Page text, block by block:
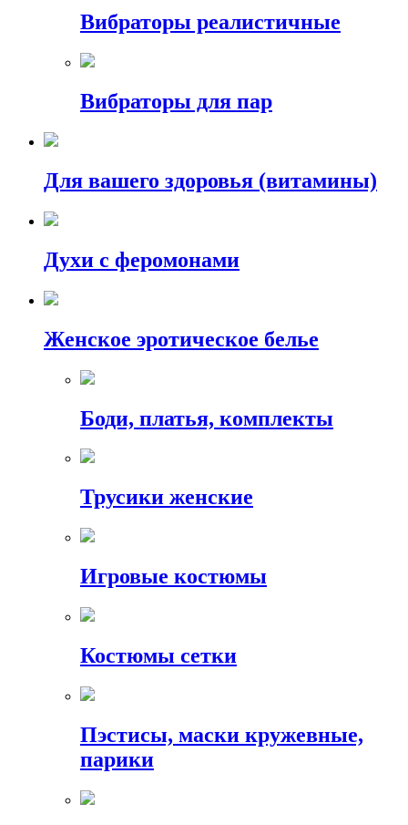
Вибраторы реалистичные
Вибраторы для пар
Для вашего здоровья (витамины)
Духи с феромонами
Женское эротическое белье
Боди, платья, комплекты
Трусики женские
Игровые костюмы
Костюмы сетки
Пэстисы, маски кружевные,
парики